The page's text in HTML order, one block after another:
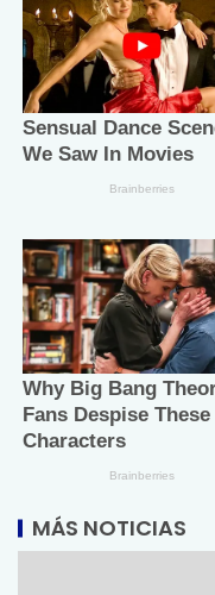
MÁS NOTICIAS